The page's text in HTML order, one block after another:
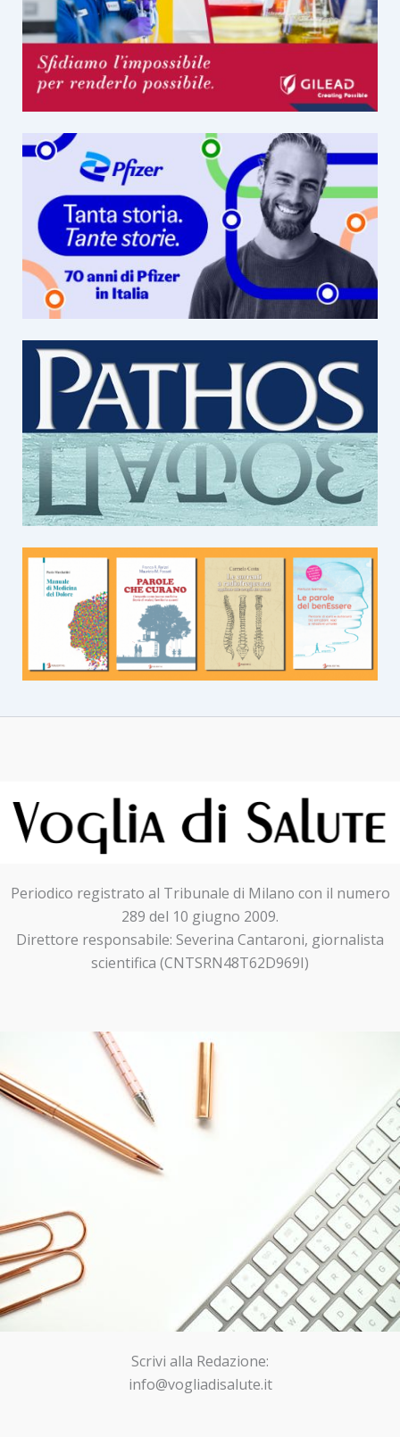
Periodico registrato al Tribunale di Milano con il numero
289 del 10 giugno 2009.
Direttore responsabile: Severina Cantaroni, giornalista
scientifica (CNTSRN48T62D969I)
Scrivi alla Redazione:
info@vogliadisalute.it